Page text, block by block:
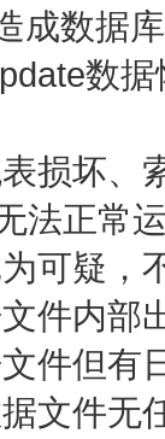
成数据
数
损坏、
法正常
可疑，
件内部
件但有
文件无